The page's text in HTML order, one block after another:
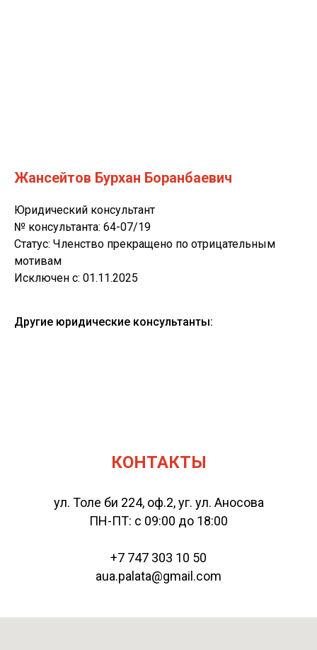
Жансейтов Бурхан Боранбаевич
Юридический консультант
№ консультанта: 64-07/19
Статус: Членство прекращено по отрицательным
мотивам
Исключен с: 01.11.2025
Другие юридические консультанты:
КОНТАКТЫ
ул. Толе би 224, оф.2, уг. ул. Аносова
ПН-ПТ: с 09:00 до 18:00
+7 747 303 10 50
aua.palata@gmail.com